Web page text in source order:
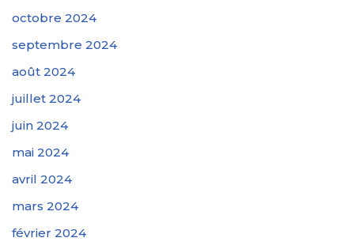
octobre 2024
septembre 2024
août 2024
juillet 2024
juin 2024
mai 2024
avril 2024
mars 2024
février 2024